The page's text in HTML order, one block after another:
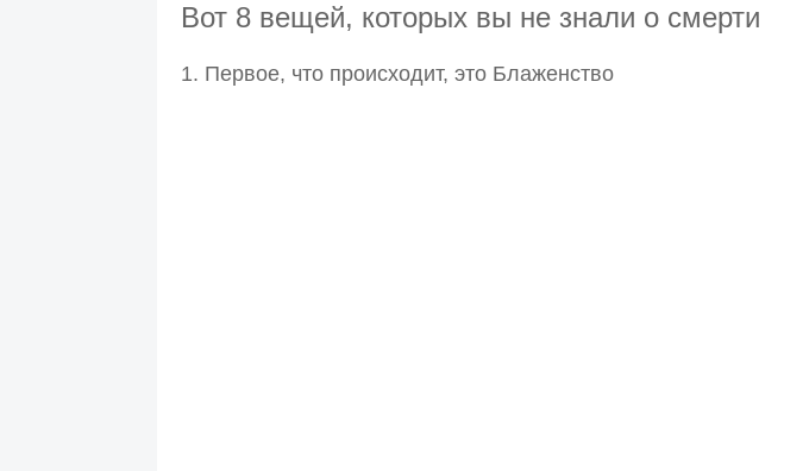
Вот 8 вещей, которых вы не знали о смерти
1. Первое, что происходит, это Блаженство